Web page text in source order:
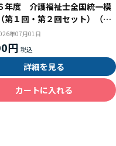
年度 介護福祉士全国統一模
第１回・第２回セット）（総
題編）
年07月01日
円
詳細を見る
カートに入れる